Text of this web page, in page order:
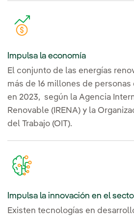
Impulsa la economía
El conjunto de las energías
más de 16 millones de
en 2023, según la Agencia
Renovable (IRENA) y la
del Trabajo (OIT).
Impulsa la innovación en el
Existen tecnologías en